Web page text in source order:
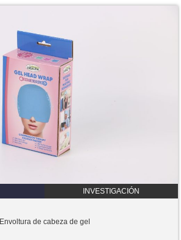
INVESTIGACIÓN
Envoltura de cabeza de gel